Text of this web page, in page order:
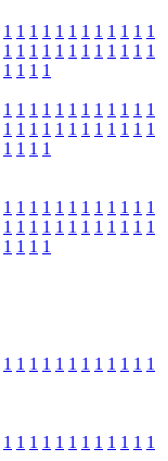
1 1 1 1 1 1 1 1 1 1 1 1
1 1 1 1 1 1 1 1 1 1 1 1
1 1 1 1
1 1 1 1 1 1 1 1 1 1 1 1
1 1 1 1 1 1 1 1 1 1 1 1
1 1 1 1
1 1 1 1 1 1 1 1 1 1 1 1
1 1 1 1 1 1 1 1 1 1 1 1
1 1 1 1
1 1 1 1 1 1 1 1 1 1 1 1
1 1 1 1 1 1 1 1 1 1 1 1